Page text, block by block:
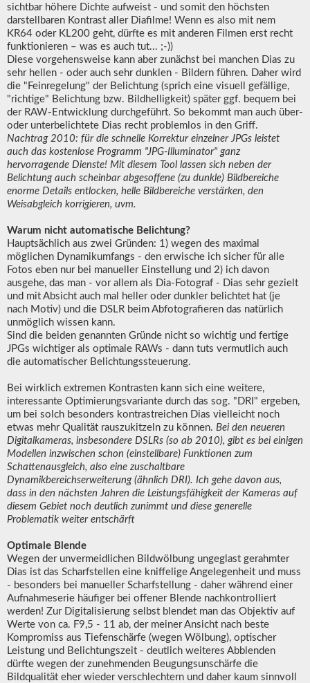
sichtbar höhere Dichte aufweist - und somit den höchsten
darstellbaren Kontrast aller Diafilme! Wenn es also mit nem
KR64 oder KL200 geht, dürfte es mit anderen Filmen erst recht
funktionieren – was es auch tut... ;-))
Diese vorgehensweise kann aber zunächst bei manchen Dias zu
sehr hellen - oder auch sehr dunklen - Bildern führen. Daher wird
die "Feinregelung" der Belichtung (sprich eine visuell gefällige,
"richtige" Belichtung bzw. Bildhelligkeit) später ggf. bequem bei
der RAW-Entwicklung durchgeführt. So bekommt man auch über-
oder unterbelichtete Dias recht problemlos in den Griff.
Nachtrag 2010: für die schnelle Korrektur einzelner JPGs leistet
auch das kostenlose Programm "JPG-Illuminator" ganz
hervorragende Dienste! Mit diesem Tool lassen sich neben der
Belichtung auch scheinbar abgesoffene (zu dunkle) Bildbereiche
enorme Details entlocken, helle Bildbereiche verstärken, den
Weisabgleich korrigieren, uvm.
Warum nicht automatische Belichtung?
Hauptsächlich aus zwei Gründen: 1) wegen des maximal
möglichen Dynamikumfangs - den erwische ich sicher für alle
Fotos eben nur bei manueller Einstellung und 2) ich davon
ausgehe, das man - vor allem als Dia-Fotograf - Dias sehr gezielt
und mit Absicht auch mal heller oder dunkler belichtet hat (je
nach Motiv) und die DSLR beim Abfotografieren das natürlich
unmöglich wissen kann.
Sind die beiden genannten Gründe nicht so wichtig und fertige
JPGs wichtiger als optimale RAWs - dann tuts vermutlich auch
die automatischer Belichtungssteuerung.
Bei wirklich extremen Kontrasten kann sich eine weitere,
interessante Optimierungsvariante durch das sog. "DRI" ergeben,
um bei solch besonders kontrastreichen Dias vielleicht noch
etwas mehr Qualität rauszukitzeln zu können. Bei den neueren
Digitalkameras, insbesondere DSLRs (so ab 2010), gibt es bei einigen
Modellen inzwischen schon (einstellbare) Funktionen zum
Schattenausgleich, also eine zuschaltbare
Dynamikbereichserweiterung (ähnlich DRI). Ich gehe davon aus,
dass in den nächsten Jahren die Leistungsfähigkeit der Kameras auf
diesem Gebiet noch deutlich zunimmt und diese generelle
Problematik weiter entschärft
Optimale Blende
Wegen der unvermeidlichen Bildwölbung ungeglast gerahmter
Dias ist das Scharfstellen eine kniffelige Angelegenheit und muss
- besonders bei manueller Scharfstellung - daher während einer
Aufnahmeserie häufiger bei offener Blende nachkontrolliert
werden! Zur Digitalisierung selbst blendet man das Objektiv auf
Werte von ca. F9,5 - 11 ab, der meiner Ansicht nach beste
Kompromiss aus Tiefenschärfe (wegen Wölbung), optischer
Leistung und Belichtungszeit - deutlich weiteres Abblenden
dürfte wegen der zunehmenden Beugungsunschärfe die
Bildqualität eher wieder verschlechtern und daher kaum sinnvoll